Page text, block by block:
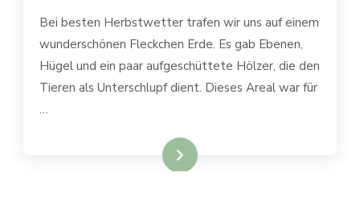
MIT
UND
BOGEN
Bei besten Herbstwetter trafen wir uns auf einem
wunderschönen Fleckchen Erde. Es gab Ebenen,
Hügel und ein paar aufgeschüttete Hölzer, die den
Tieren als Unterschlupf dient. Dieses Areal war für
…
weiterlesen